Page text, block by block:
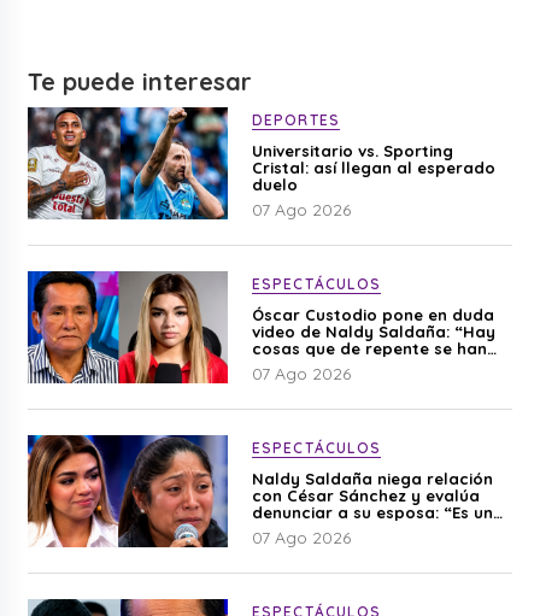
Te puede interesar
DEPORTES
Universitario vs. Sporting
Cristal: así llegan al esperado
duelo
07 Ago 2026
ESPECTÁCULOS
Óscar Custodio pone en duda
video de Naldy Saldaña: “Hay
cosas que de repente se han
editado”
07 Ago 2026
ESPECTÁCULOS
Naldy Saldaña niega relación
con César Sánchez y evalúa
denunciar a su esposa: “Es una
difamación”
07 Ago 2026
ESPECTÁCULOS